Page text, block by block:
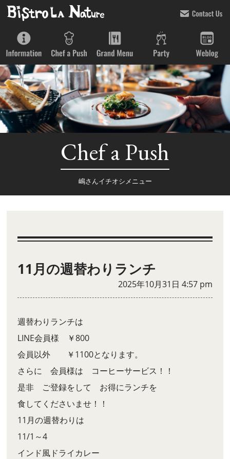
Chef a Push
嶋さんイチオシメニュー
11月の週替わりランチ
2025年10月31日 4:57 pm
週替わりランチは
LINE会員様 ￥800
会員以外 ￥1100となります。
さらに 会員様は コーヒーサービス！！
是非 ご登録をして お得にランチを
食してくださいませ！！
11月の週替わりは
11/1～4
インド風ドライカレー